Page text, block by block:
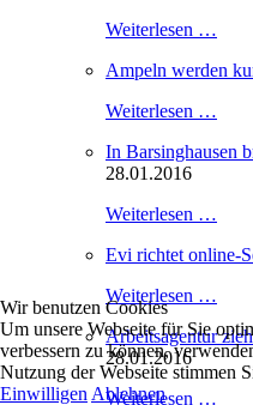
Weiterlesen …
Ampeln werden
Weiterlesen …
In Barsinghausen
28.01.2016
Weiterlesen …
Evi richtet online-
Weiterlesen …
Arbeitsagentur
28.01.2016
Weiterlesen …
Wir benutzen Cookies
Um unsere Webseite für Sie
verbessern zu können,
Nutzung der Webseite stimmen
Einwilligen Ablehnen